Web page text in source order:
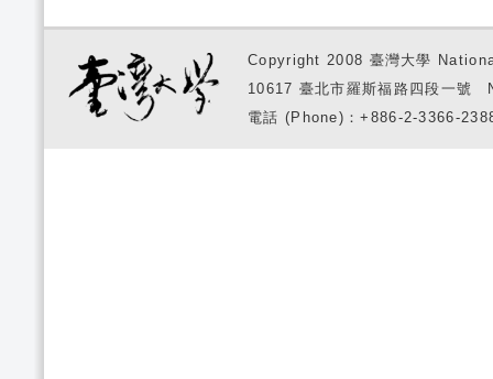
Copyright 2008 臺灣大學
10617 臺北市羅斯福路四段一
電話 (Phone)：+886-2-3366-